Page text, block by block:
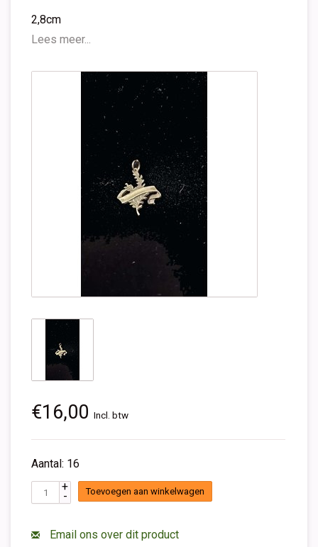
2,8cm
Lees meer...
€16,00 Incl. btw
Aantal: 16
+
- Toevoegen aan winkelwagen
Email ons over dit product